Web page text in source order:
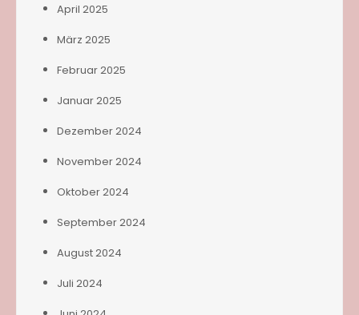
April 2025
März 2025
Februar 2025
Januar 2025
Dezember 2024
November 2024
Oktober 2024
September 2024
August 2024
Juli 2024